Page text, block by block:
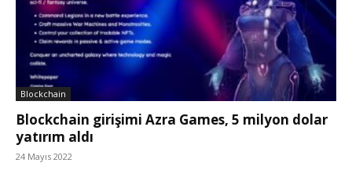
Blockchain
Blockchain girişimi Azra Games, 5 milyon dolar
yatırım aldı
24 Mayıs 2022